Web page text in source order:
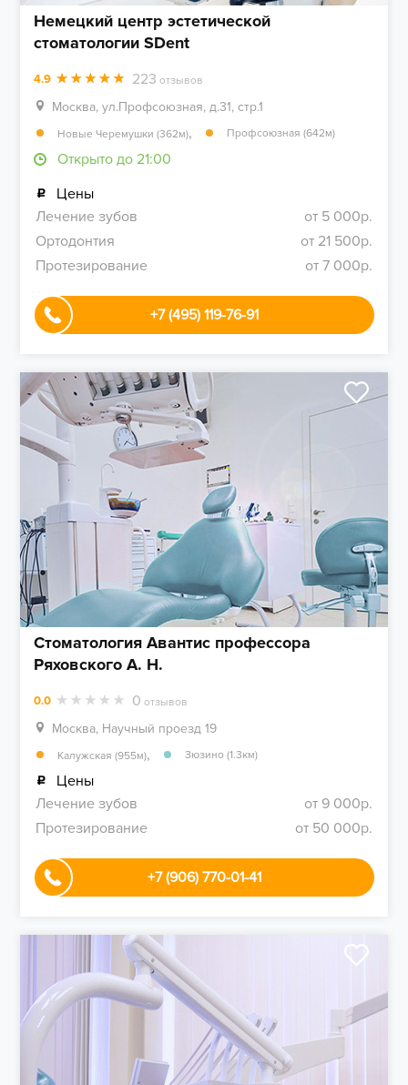
Немецкий центр эстетической
стоматологии SDent
4.9 223 отзывов
Москва, ул.Профсоюзная, д.31, стр.1
Новые Черемушки (362м), Профсоюзная (642м)
Открыто до 21:00
Цены
Лечение зубов
от 5 000р.
Ортодонтия
от 21 500р.
Протезирование
от 7 000р.
+7 (495) 119-76-91
Стоматология Авантис профессора
Ряховского А. Н.
0.0 0 отзывов
Москва, Научный проезд 19
Калужская (955м), Зюзино (1.3км)
Цены
Лечение зубов
от 9 000р.
Протезирование
от 50 000р.
+7 (906) 770-01-41